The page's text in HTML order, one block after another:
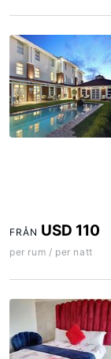
FRÅN USD 110
per rum / per natt